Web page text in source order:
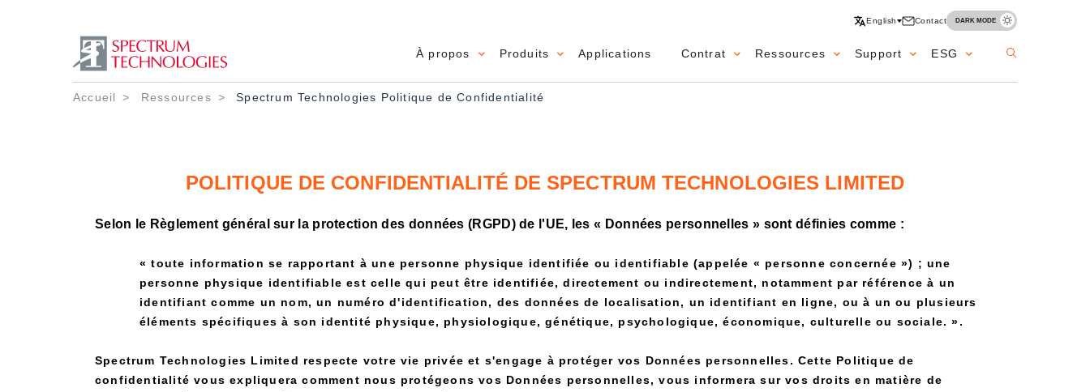
English Contact DARK MODE
Main navigation
À propos Produits Applications Contrat Ressources Support ESG
Fil d'Ariane
Accueil Ressources Spectrum Technologies Politique de Confidentialité
POLITIQUE DE CONFIDENTIALITÉ DE SPECTRUM TECHNOLOGIES LIMITED
Selon le Règlement général sur la protection des données (RGPD) de l'UE, les « Données personnelles » sont définies comme :
« toute information se rapportant à une personne physique identifiée ou identifiable (appelée « personne concernée ») ; une
personne physique identifiable est celle qui peut être identifiée, directement ou indirectement, notamment par référence à un
identifiant comme un nom, un numéro d'identification, des données de localisation, un identifiant en ligne, ou à un ou plusieurs
éléments spécifiques à son identité physique, physiologique, génétique, psychologique, économique, culturelle ou sociale. ».
Spectrum Technologies Limited respecte votre vie privée et s'engage à protéger vos Données personnelles. Cette Politique de
confidentialité vous expliquera comment nous protégeons vos Données personnelles, vous informera sur vos droits en matière de